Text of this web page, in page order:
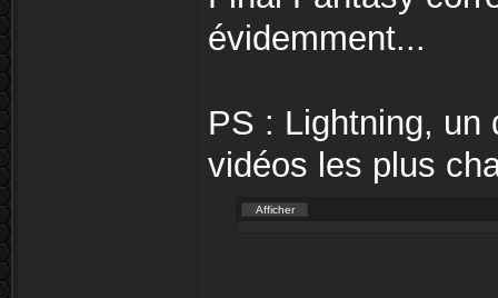
évidemment...
PS : Lightning, un
vidéos les plus